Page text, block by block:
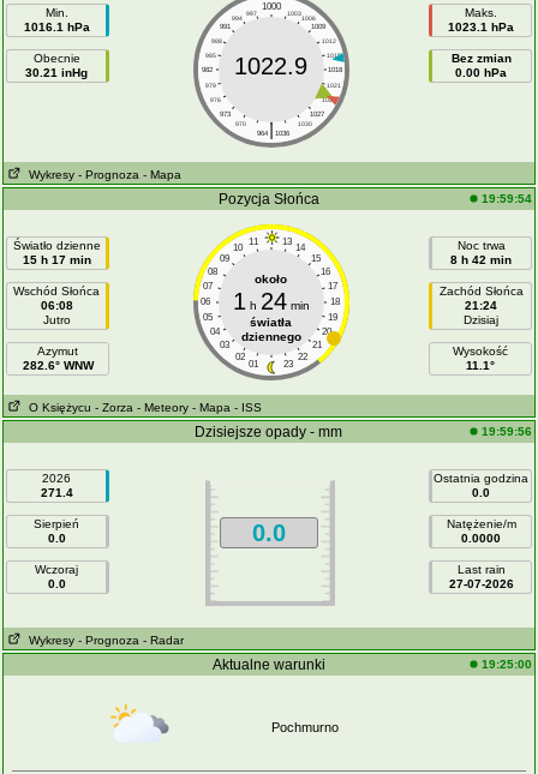
Min.
1016.1 hPa
Obecnie
30.21 inHg
1000
997 1003
994
1006
991
1009
988
1012
985
1015
982
1018
979
1021
976
1024
973
1027
970
1030
|
964 1036
1022.9
Maks.
1023.1 hPa
Bez zmian
0.00 hPa
Wykresy - Prognoza - Mapa
Pozycja Słońca 19:59:54
Światło dzienne
15 h 17 min
Wschód Słońca
06:08
Jutro
Azymut
282.6° WNW
11 13
10
14
09
15
08
16
07
17
06
18
05
19
04
20
03
21
02
22
01 23
około
1 h 24min
światła
dziennego
Noc trwa
8 h 42 min
Zachód Słońca
21:24
Dzisiaj
Wysokość
11.1°
O Księżycu - Zorza - Meteory - Mapa - ISS
Dzisiejsze opady - mm 19:59:56
2026
271.4
Sierpień
0.0
Wczoraj
0.0
0.0
Ostatnia godzina
0.0
Natężenie/m
0.0000
Last rain
27-07-2026
Wykresy - Prognoza - Radar
Aktualne warunki 19:25:00
Pochmurno